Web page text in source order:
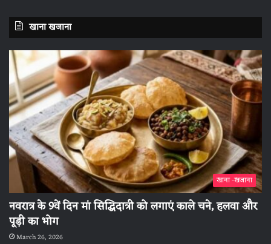
खाना खजाना
खाना -खजाना
नवरात्र के 9वें दिन मां सिद्धिदात्री को लगाएं काले चने, हलवा और
पूड़ी का भोग
March 26, 2026